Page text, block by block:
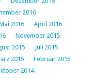
2016
2016
April 2016
November 2015
2015
Juli 2015
2015
Februar 2015
2014